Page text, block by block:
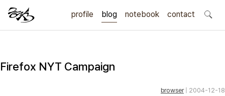
profile blog notebook contact
search
Firefox NYT Campaign
browser| 2004-12-18